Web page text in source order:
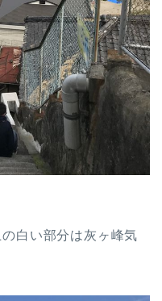
白い部分は灰ヶ峰気